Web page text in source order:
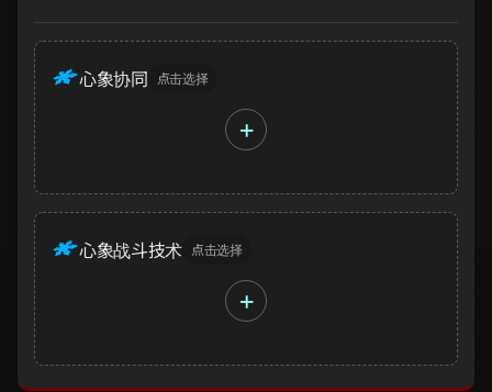
心象协同 点击选择
+
心象战斗技术 点击选择
+